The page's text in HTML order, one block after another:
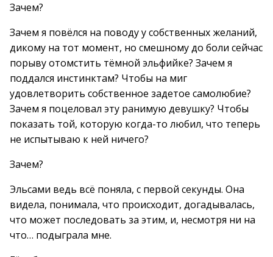
Зачем?
Зачем я повёлся на поводу у собственных желаний,
дикому на тот момент, но смешному до боли сейчас
порыву отомстить тёмной эльфийке? Зачем я
поддался инстинктам? Чтобы на миг
удовлетворить собственное задетое самолюбие?
Зачем я поцеловал эту ранимую девушку? Чтобы
показать той, которую когда-то любил, что теперь
не испытываю к ней ничего?
Зачем?
Эльсами ведь всё поняла, с первой секунды. Она
видела, понимала, что происходит, догадывалась,
что может последовать за этим, и, несмотря ни на
что… подыграла мне.